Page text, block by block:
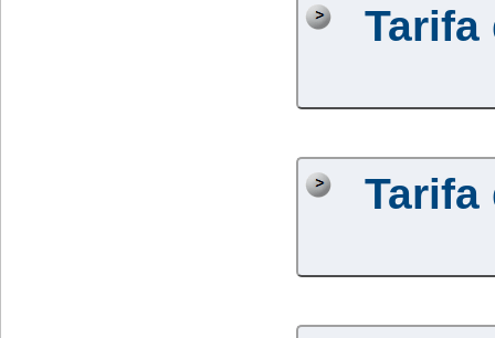
Tarifa
Tarifa